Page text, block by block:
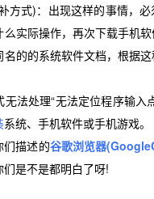
式)：出现这样的事情，必
么实际操作，再次下载手机
的的系统软件文档，根据
处理“无法定位程序输入
系统、手机软件或手机游戏。
描述的谷歌浏览器
是不是都明白了呀!